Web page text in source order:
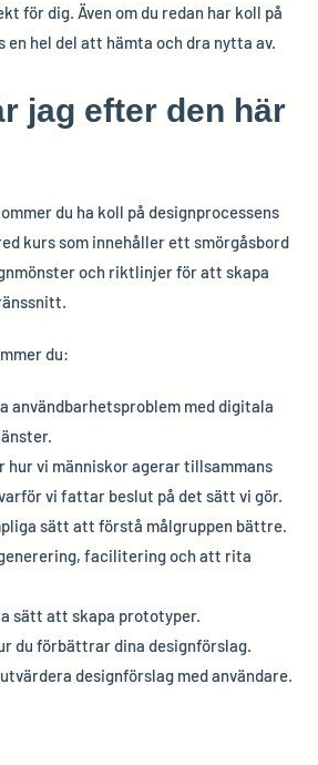
för dig. Även om du redan har koll på
en hel del att hämta och dra nytta av.
jag efter den här
du ha koll på designprocessens
kurs som innehåller ett smörgåsbord
och riktlinjer för att skapa
du:
användbarhetsproblem med digitala
hur vi människor agerar tillsammans
vi fattar beslut på det sätt vi gör.
sätt att förstå målgruppen bättre.
facilitering och att rita
sätt att skapa prototyper.
du förbättrar dina designförslag.
designförslag med användare.